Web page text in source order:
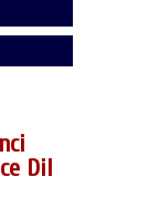
Dil